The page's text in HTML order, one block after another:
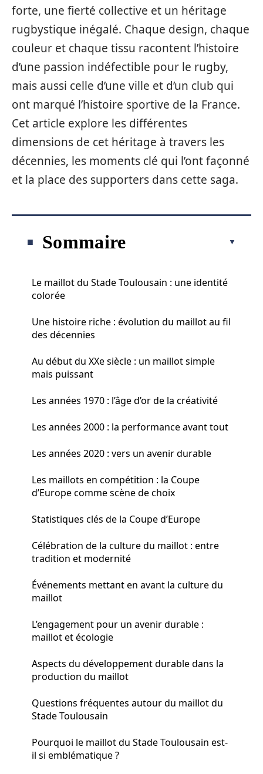
forte, une fierté collective et un héritage
rugbystique inégalé. Chaque design, chaque
couleur et chaque tissu racontent l’histoire
d’une passion indéfectible pour le rugby,
mais aussi celle d’une ville et d’un club qui
ont marqué l’histoire sportive de la France.
Cet article explore les différentes
dimensions de cet héritage à travers les
décennies, les moments clé qui l’ont façonné
et la place des supporters dans cette saga.
Sommaire
Le maillot du Stade Toulousain : une identité
colorée
Une histoire riche : évolution du maillot au fil
des décennies
Au début du XXe siècle : un maillot simple
mais puissant
Les années 1970 : l’âge d’or de la créativité
Les années 2000 : la performance avant tout
Les années 2020 : vers un avenir durable
Les maillots en compétition : la Coupe
d’Europe comme scène de choix
Statistiques clés de la Coupe d’Europe
Célébration de la culture du maillot : entre
tradition et modernité
Événements mettant en avant la culture du
maillot
L’engagement pour un avenir durable :
maillot et écologie
Aspects du développement durable dans la
production du maillot
Questions fréquentes autour du maillot du
Stade Toulousain
Pourquoi le maillot du Stade Toulousain est-
il si emblématique ?